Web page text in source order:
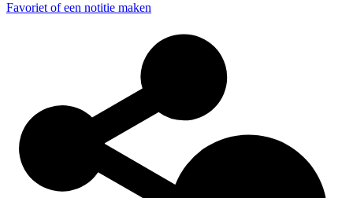
Favoriet of een notitie maken